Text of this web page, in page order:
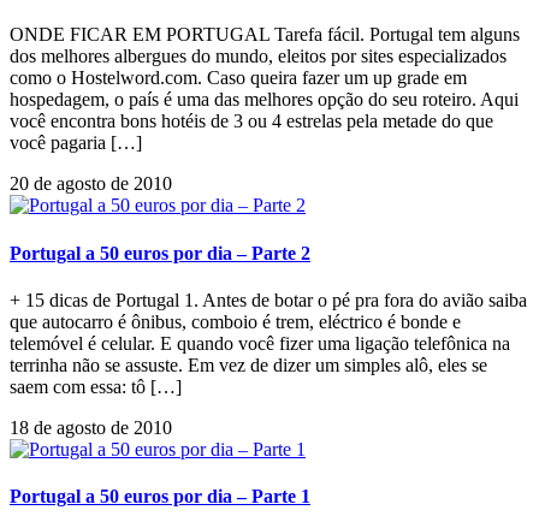
ONDE FICAR EM PORTUGAL Tarefa fácil. Portugal tem alguns
dos melhores albergues do mundo, eleitos por sites especializados
como o Hostelword.com. Caso queira fazer um up grade em
hospedagem, o país é uma das melhores opção do seu roteiro. Aqui
você encontra bons hotéis de 3 ou 4 estrelas pela metade do que
você pagaria […]
20 de agosto de 2010
Portugal a 50 euros por dia – Parte 2
+ 15 dicas de Portugal 1. Antes de botar o pé pra fora do avião saiba
que autocarro é ônibus, comboio é trem, eléctrico é bonde e
telemóvel é celular. E quando você fizer uma ligação telefônica na
terrinha não se assuste. Em vez de dizer um simples alô, eles se
saem com essa: tô […]
18 de agosto de 2010
Portugal a 50 euros por dia – Parte 1